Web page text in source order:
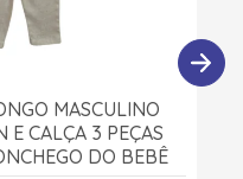
MASCULINO
E CALÇA 3 PEÇAS
DO BEBÊ